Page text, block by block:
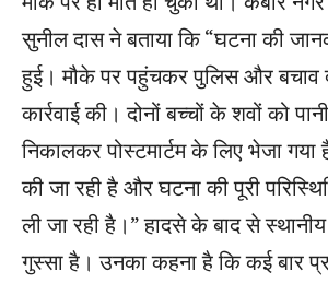
सुनील दास ने बताया कि “घटना की
हुई। मौके पर पहुंचकर पुलिस और बचाव
कार्रवाई की। दोनों बच्चों के शवों को
निकालकर पोस्टमार्टम के लिए भेजा
की जा रही है और घटना की पूरी
ली जा रही है।” हादसे के बाद से
गुस्सा है। उनका कहना है कि कई बार